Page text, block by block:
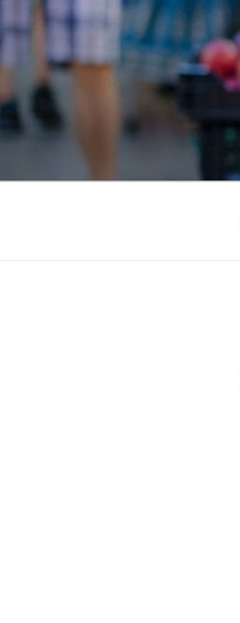
Tartalomhoz